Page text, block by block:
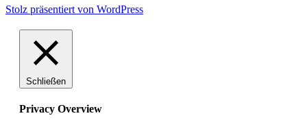
Stolz präsentiert von WordPress
Schließen
Privacy Overview